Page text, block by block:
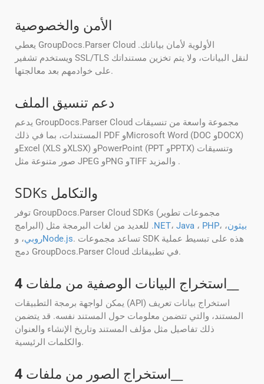
الأمن والخصوصية
يعطي GroupDocs.Parser Cloud الأولوية لأمان بياناتك.
ويستخدم تشفير SSL/TLS لنقل البيانات، ولا يتم تخزين مستنداتك
على خوادمهم بعد معالجتها.
دعم تنسيق الملف
يدعم GroupDocs.Parser Cloud مجموعة واسعة من تنسيقات
المستندات، بما في ذلك PDF وMicrosoft Word (DOC وDOCX)
وExcel (XLS وXLSX) وPowerPoint (PPT وPPTX) وتنسيقات
صور متنوعة مثل JPEG وPNG وTIFF والمزيد .
SDKs والتكامل
توفر GroupDocs.Parser Cloud SDKs (مجموعات تطوير
.NET، Java ، PHP، بيثون،
روبي، و Node.js. تساعد مجموعات SDK هذه على تبسيط عملية
دمج GroupDocs.Parser Cloud في تطبيقاتك.
استخراج البيانات الوصفية من ملفات 4
يمكن لواجهة برمجة التطبيقات (API) استخراج بيانات تعريف
المستند، والتي تتضمن معلومات حول المستند نفسه. قد يتضمن
ذلك تفاصيل مثل مؤلف المستند وتاريخ الإنشاء والعنوان
والكلمات الرئيسية.
استخراج الصور من ملفات 4